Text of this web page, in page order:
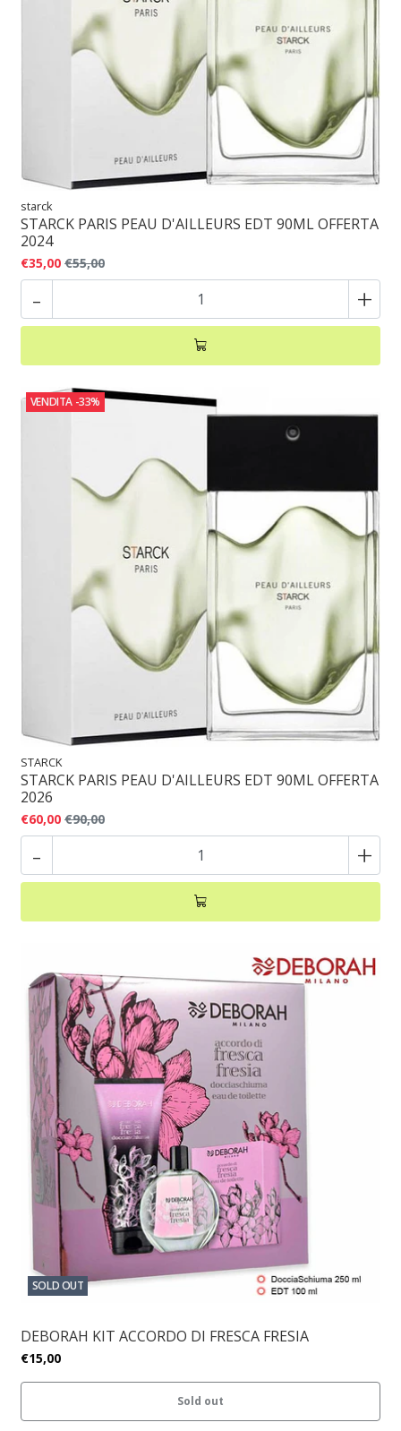
starck
STARCK PARIS PEAU D'AILLEURS EDT 90ML OFFERTA
2024
€35,00 €55,00
- +
VENDITA -33%
STARCK
STARCK PARIS PEAU D'AILLEURS EDT 90ML OFFERTA
2026
€60,00 €90,00
- +
SOLD OUT
DEBORAH KIT ACCORDO DI FRESCA FRESIA
€15,00
Sold out